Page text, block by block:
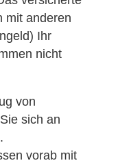
mit anderen
Ihr
nicht
von
sich an
vorab mit